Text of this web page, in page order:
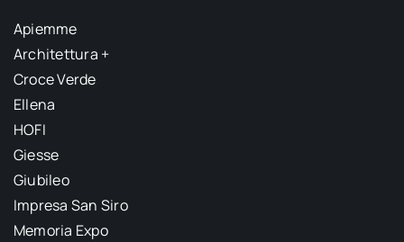
Apiemme
Architettura +
Croce Verde
Ellena
HOFI
Giesse
Giubileo
Impresa San Siro
Memoria Expo